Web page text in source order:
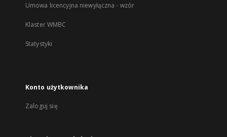
Umowa licencyjna niewyłączna - wzór
Klaster WMBC
Statystyki
Konto użytkownika
Zaloguj się